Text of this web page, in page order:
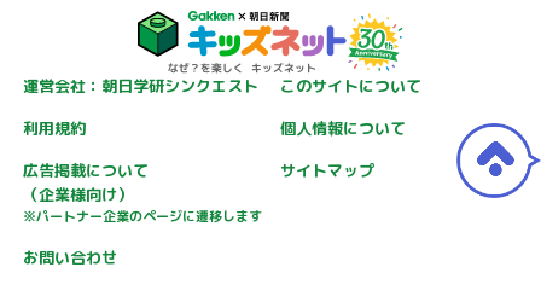
運営会社：朝日学研シンクエスト
このサイトについて
利用規約
個人情報について
広告掲載について
（企業様向け）
※パートナー企業のページに遷移します
サイトマップ
お問い合わせ